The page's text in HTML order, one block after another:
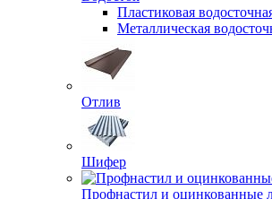
Пластиковая
Металлическая
Отлив
Шифер
Профнастил и оцинкованные